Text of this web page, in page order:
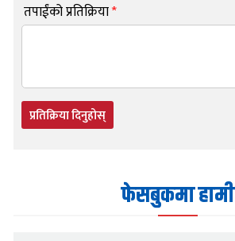
तपाईंको प्रतिक्रिया*
प्रतिक्रिया दिनुहोस्
फेसबुकमा हामी